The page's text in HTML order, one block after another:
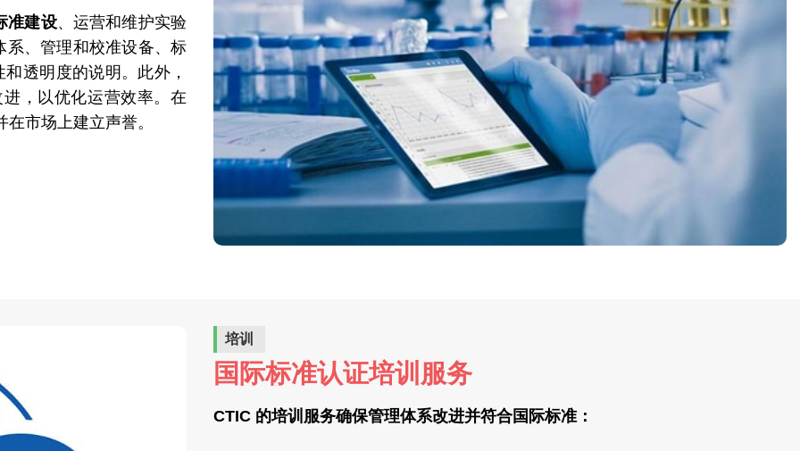
准建设、运营和维护实验
系、管理和校准设备、标
透明度的说明。此外，
，以优化运营效率。在
市场上建立声誉。
培训
国际标准认证培训服务
CTIC 的培训服务确保管理体系改进并符合国际标准：